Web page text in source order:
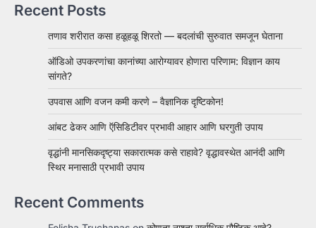
Recent Posts
तणाव शरीरात कसा हळूहळू शिरतो — बदलांची सुरुवात समजून घेताना
ऑडिओ उपकरणांचा कानांच्या आरोग्यावर होणारा परिणाम: विज्ञान काय
सांगते?
उपवास आणि वजन कमी करणे – वैज्ञानिक दृष्टिकोन!
आंबट ढेकर आणि ऍसिडिटीवर प्रभावी आहार आणि घरगुती उपाय
वृद्धांनी मानसिकदृष्ट्या सकारात्मक कसे राहावे? वृद्धावस्थेत आनंदी आणि
स्थिर मनासाठी प्रभावी उपाय
Recent Comments